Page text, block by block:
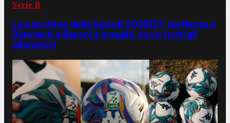
Serie B
Le panchine della Serie B 2026/27: da Nesta e
Diamanti a Baroni e Inzaghi, ecco tutti gli
allenatori